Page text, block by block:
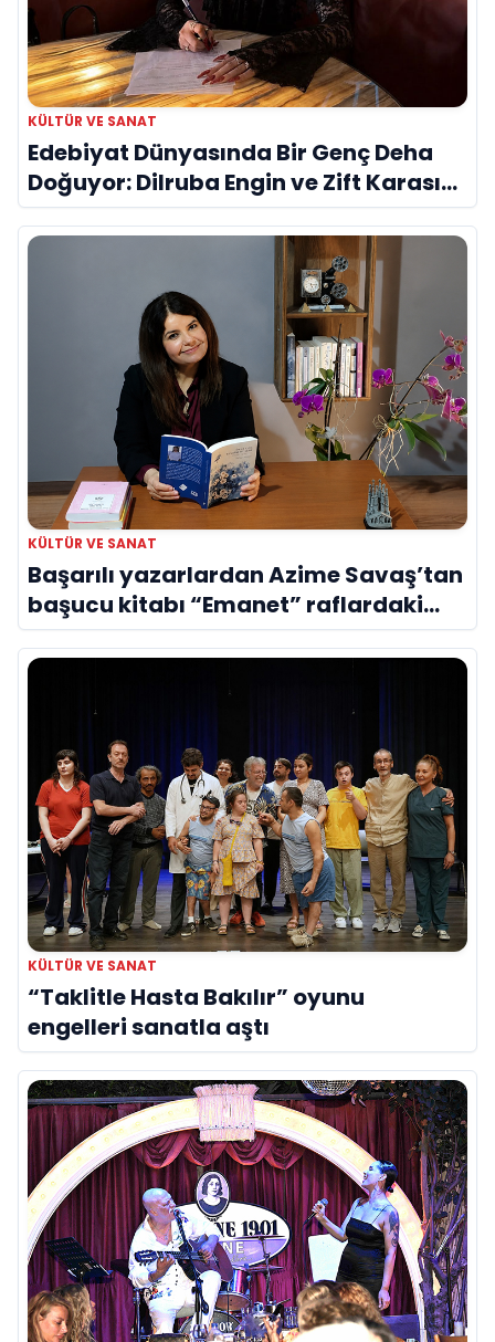
KÜLTÜR VE SANAT
Edebiyat Dünyasında Bir Genç Deha
Doğuyor: Dilruba Engin ve Zift Karası
Evreni ‘AVENOİR’
KÜLTÜR VE SANAT
Başarılı yazarlardan Azime Savaş’tan
başucu kitabı “Emanet” raflardaki
yerini aldı
KÜLTÜR VE SANAT
“Taklitle Hasta Bakılır” oyunu
engelleri sanatla aştı